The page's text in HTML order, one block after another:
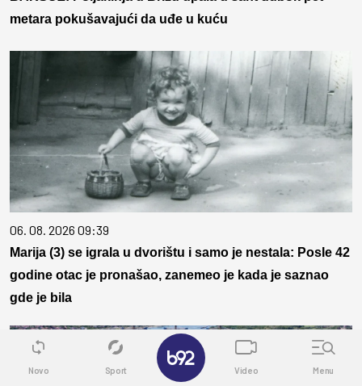
metara pokušavajući da uđe u kuću
06. 08. 2026 09:39
Marija (3) se igrala u dvorištu i samo je nestala: Posle 42
godine otac je pronašao, zanemeo je kada je saznao
gde je bila
Novo Sport Video Menu
✕